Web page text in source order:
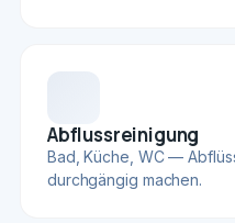
Abflussreinigung
Bad, Küche, WC —
durchgängig machen.